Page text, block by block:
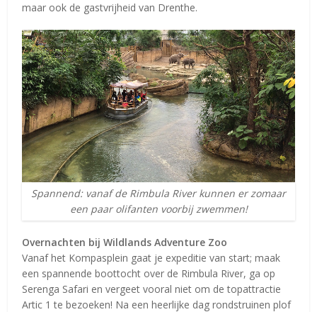
maar ook de gastvrijheid van Drenthe.
Spannend: vanaf de Rimbula River kunnen er zomaar
een paar olifanten voorbij zwemmen!
Overnachten bij Wildlands Adventure Zoo
Vanaf het Kompasplein gaat je expeditie van start; maak
een spannende boottocht over de Rimbula River, ga op
Serenga Safari en vergeet vooral niet om de topattractie
Artic 1 te bezoeken! Na een heerlijke dag rondstruinen plof